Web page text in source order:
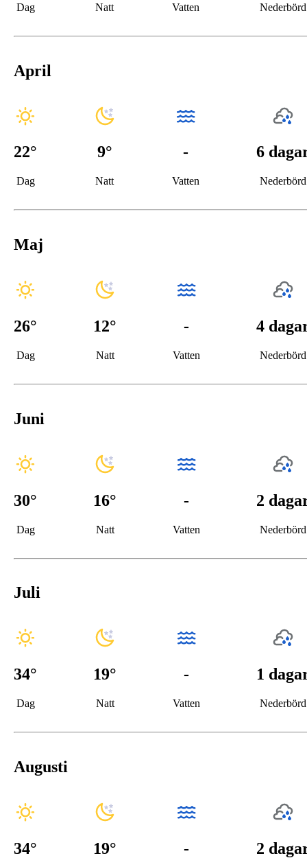
Dag Natt Vatten Nederbörd
April
22°
Dag
9°
Natt
-
Vatten
6
Nederbörd
Maj
26°
Dag
12°
Natt
-
Vatten
4
Nederbörd
Juni
30°
Dag
16°
Natt
-
Vatten
2
Nederbörd
Juli
34°
Dag
19°
Natt
-
Vatten
1
Nederbörd
Augusti
34° 19° - 2